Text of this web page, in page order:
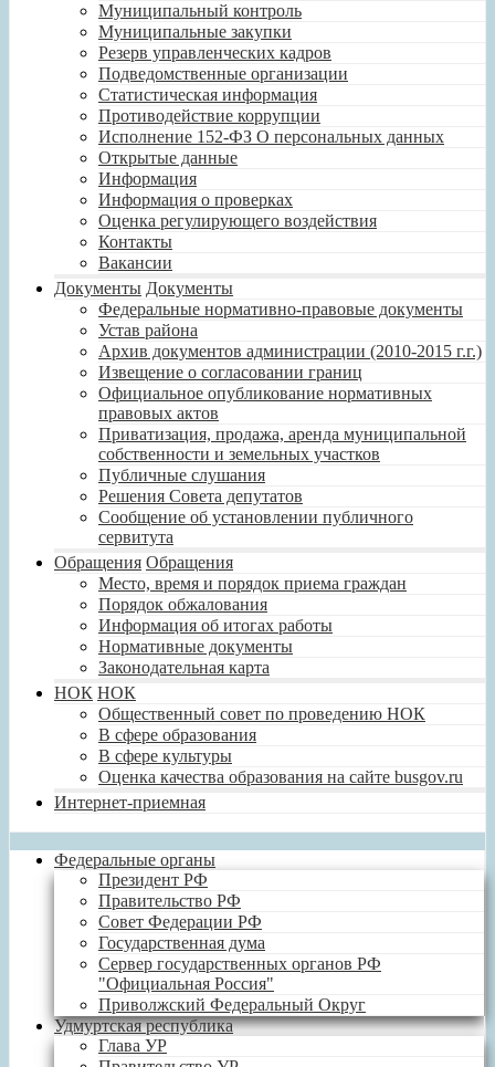
Муниципальный контроль
Муниципальные закупки
Резерв управленческих кадров
Подведомственные организации
Статистическая информация
Противодействие коррупции
Исполнение 152-ФЗ О персональных данных
Открытые данные
Информация
Информация о проверках
Оценка регулирующего воздействия
Контакты
Вакансии
Документы Документы
Федеральные нормативно-правовые документы
Устав района
Архив документов администрации (2010-2015 г.г.)
Извещение о согласовании границ
Официальное опубликование нормативных
правовых актов
Приватизация, продажа, аренда муниципальной
собственности и земельных участков
Публичные слушания
Решения Совета депутатов
Сообщение об установлении публичного
сервитута
Обращения Обращения
Место, время и порядок приема граждан
Порядок обжалования
Информация об итогах работы
Нормативные документы
Законодательная карта
НОК НОК
Общественный совет по проведению НОК
В сфере образования
В сфере культуры
Оценка качества образования на сайте busgov.ru
Интернет-приемная
Федеральные органы
Президент РФ
Правительство РФ
Совет Федерации РФ
Государственная дума
Сервер государственных органов РФ
"Официальная Россия"
Приволжский Федеральный Округ
Удмуртская республика
Глава УР